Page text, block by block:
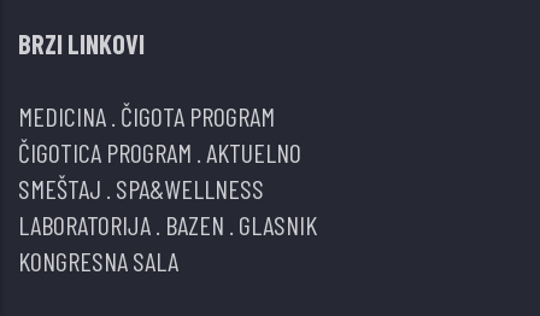
BRZI LINKOVI
MEDICINA ČIGOTA PROGRAM
ČIGOTICA PROGRAM AKTUELNO
SMEŠTAJ SPA&WELLNESS
LABORATORIJA BAZEN GLASNIK
KONGRESNA SALA